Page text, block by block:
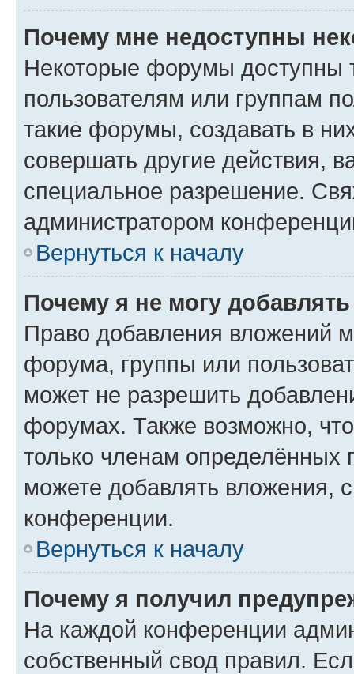
Почему мне недоступны
Некоторые форумы доступны
пользователям или группам
такие форумы, создавать в
совершать другие действия,
специальное разрешение.
администратором
Вернуться к началу
Почему я не могу
Право добавления вложений
форума, группы или
может не разрешить
форумах. Также возможно,
только членам определённых
можете добавлять вложения,
конференции.
Вернуться к началу
Почему я получил
На каждой конференции
собственный свод правил.